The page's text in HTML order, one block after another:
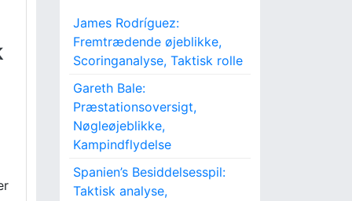
James Rodríguez:
Fremtrædende øjeblikke,
Scoringanalyse, Taktisk rolle
Gareth Bale:
Præstationsoversigt,
Nøgleøjeblikke,
Kampindflydelse
Spanien’s Besiddelsesspil:
Taktisk analyse,